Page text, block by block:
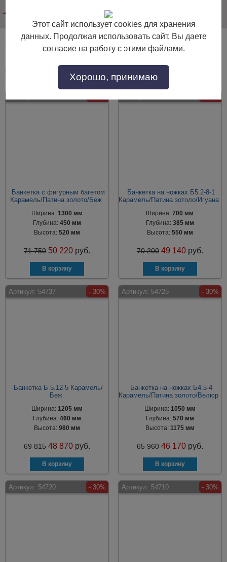
Малые предметы интерьера карамель
Банкетка с фигурным багетом
Карамель/Патина золото/Беж
Ширина:1300 мм
Глубина:450 мм
Высота:520 мм
71 750 50 220 руб.
Банкетка на ножках Б5.2-8-1
Карамель/Патина зотоло/Игуана
Ширина:700 мм
Глубина: 385 мм
Высота: 550 мм
70 200 49 140 руб.
Артикул: 54737 - 30%
Банкетка Б 5.12-5 Карамель/
Беж
Ширина:1205 мм
Глубина:460 мм
Высота:980 мм
69 815 48 870 руб.
Артикул: 54725 - 30%
Банкетка на ножках Б4.5-4
Карамель/Патина золото/Велюр
Ширина: 1050 мм
Глубина: 570 мм
Высота: 1175 мм
65 960 46 170 руб.
Артикул: 54720 - 30% Артикул: 54710 - 30%
Этот сайт использует cookies для хранения
данных. Продолжая использовать сайт, Вы даете
согласие на работу с этими файлами.
Хорошо, принимаю